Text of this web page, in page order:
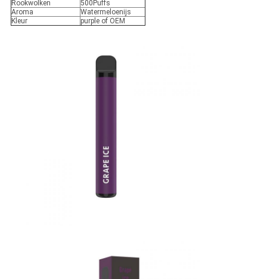
Rookwolken
500Puffs
Aroma
Watermeloenijs
Kleur
purple of OEM